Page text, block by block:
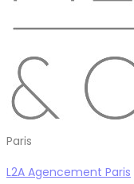
Paris
L2A Agencement Paris